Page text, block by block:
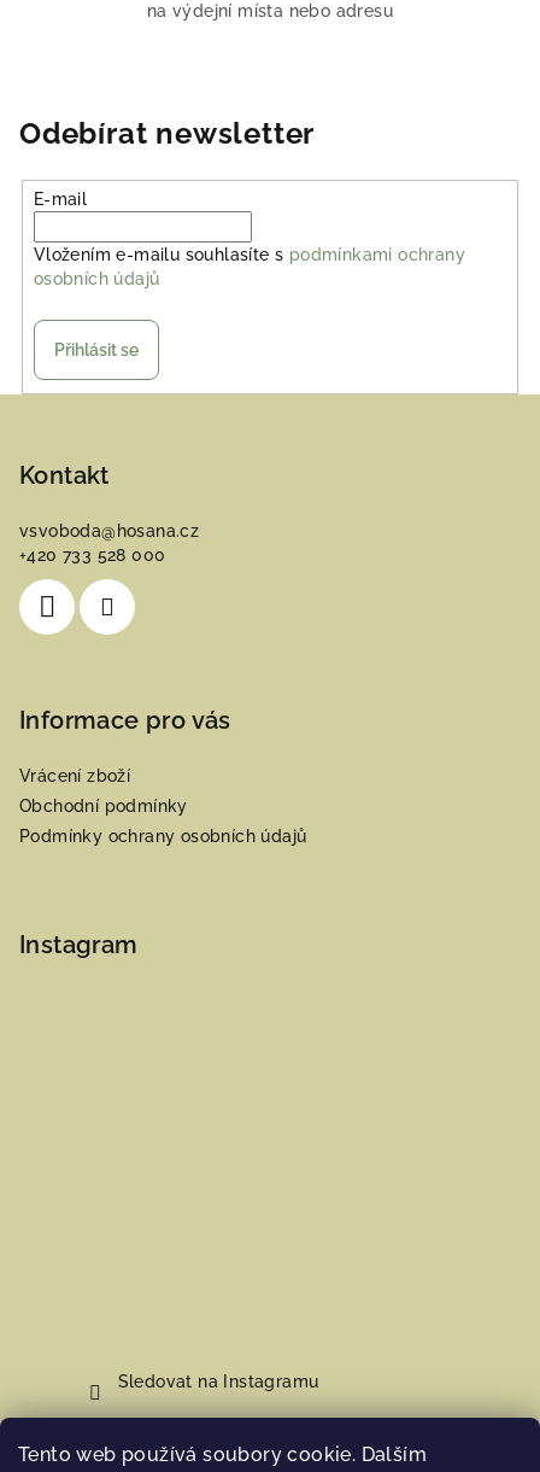
Tento web používá soubory cookie. Dalším
na výdejní místa nebo adresu
Odebírat newsletter
E-mail
Vložením e-mailu souhlasíte s podmínkami ochrany
osobních údajů
Přihlásit se
Kontakt
vsvoboda@ hosana.cz
+420 733 528 000
Informace pro vás
Vrácení zboží
Obchodní podmínky
Podmínky ochrany osobních údajů
Instagram
Sledovat na Instagramu